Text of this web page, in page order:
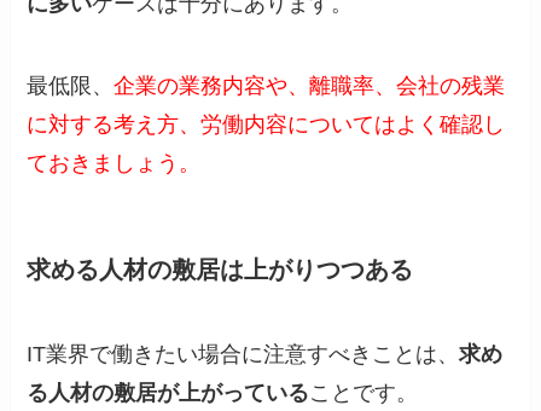
最低限、企業の業務内容や、離職率、会社の残業
に対する考え方、労働内容についてはよく確認し
ておきましょう。
求める人材の敷居は上がりつつある
IT業界で働きたい場合に注意すべきことは、求め
る人材の敷居が上がっていることです。